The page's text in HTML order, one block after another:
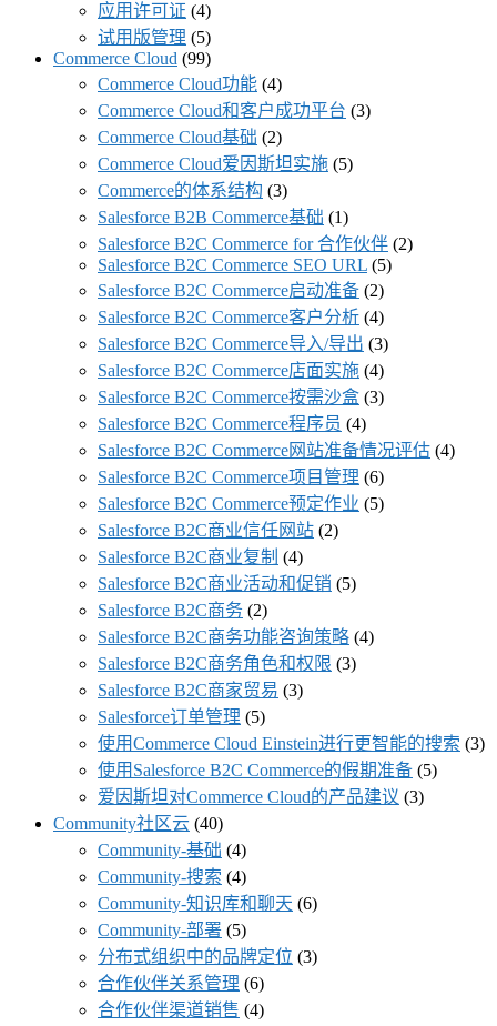
应用许可证 (4)
试用版管理 (5)
Commerce Cloud (99)
Commerce Cloud功能 (4)
Commerce Cloud和客户成功平台 (3)
Commerce Cloud基础 (2)
Commerce Cloud爱因斯坦实施 (5)
Commerce的体系结构 (3)
Salesforce B2B Commerce基础 (1)
Salesforce B2C Commerce for 合作伙伴 (2)
Salesforce B2C Commerce SEO URL (5)
Salesforce B2C Commerce启动准备 (2)
Salesforce B2C Commerce客户分析 (4)
Salesforce B2C Commerce导入/导出 (3)
Salesforce B2C Commerce店面实施 (4)
Salesforce B2C Commerce按需沙盒 (3)
Salesforce B2C Commerce程序员 (4)
Salesforce B2C Commerce网站准备情况评估 (4)
Salesforce B2C Commerce项目管理 (6)
Salesforce B2C Commerce预定作业 (5)
Salesforce B2C商业信任网站 (2)
Salesforce B2C商业复制 (4)
Salesforce B2C商业活动和促销 (5)
Salesforce B2C商务 (2)
Salesforce B2C商务功能咨询策略 (4)
Salesforce B2C商务角色和权限 (3)
Salesforce B2C商家贸易 (3)
Salesforce订单管理 (5)
使用Commerce Cloud Einstein进行更智能的搜索 (3)
使用Salesforce B2C Commerce的假期准备 (5)
爱因斯坦对Commerce Cloud的产品建议 (3)
Community社区云 (40)
Community-基础 (4)
Community-搜索 (4)
Community-知识库和聊天 (6)
Community-部署 (5)
分布式组织中的品牌定位 (3)
合作伙伴关系管理 (6)
合作伙伴渠道销售 (4)